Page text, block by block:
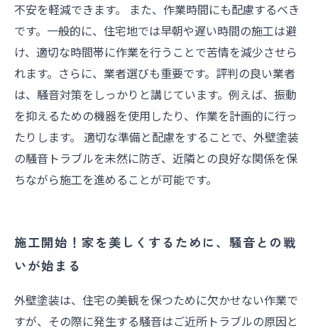
不安を軽減できます。 また、作業時間にも配慮するべき
です。一般的に、住宅地では早朝や遅い時間の施工は避
け、適切な時間帯に作業を行うことで苦情を減少させら
れます。さらに、業者選びも重要です。評判の良い業者
は、騒音対策をしっかりと講じています。例えば、振動
を抑えるための機器を使用したり、作業を計画的に行っ
たりします。 適切な準備と配慮をすることで、外壁塗装
の騒音トラブルを未然に防ぎ、近隣との良好な関係を保
ちながら施工を進めることが可能です。
施工開始！家を美しくするために、騒音との戦
いが始まる
外壁塗装は、住宅の美観を保つために欠かせない作業で
すが、その際に発生する騒音はご近所トラブルの原因と